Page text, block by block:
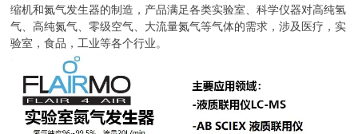
缩机和氮气发生器的制造，产品满足各类实验室、科学仪器对高纯氢
气、高纯氮气、零级空气、大流量氮气等气体的需求，涉及医疗，实
验室，食品，工业等各个行业。